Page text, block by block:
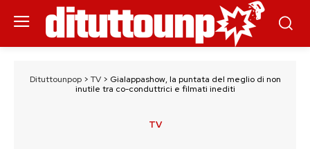
Dituttounpop> TV> Gialappashow, la puntata del meglio di non
inutile tra co-conduttrici e filmati inediti
TV